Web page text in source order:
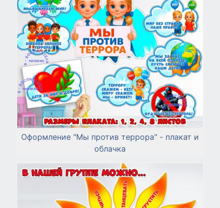
Оформление "Мы против террора" - плакат и
облачка